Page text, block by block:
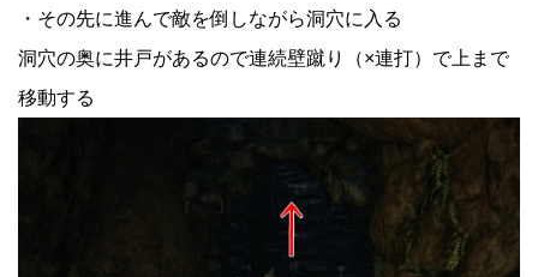
・その先に進んで敵を倒しながら洞穴に入る
洞穴の奥に井戸があるので連続壁蹴り（×連打）で上まで
移動する